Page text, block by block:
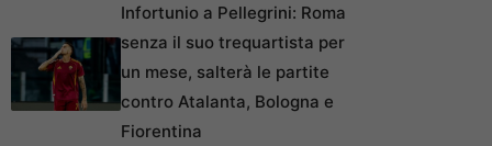
Infortunio a Pellegrini: Roma
senza il suo trequartista per
un mese, salterà le partite
contro Atalanta, Bologna e
Fiorentina